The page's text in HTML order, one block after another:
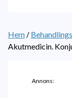
Hem /
Akutmedicin.
Annons: